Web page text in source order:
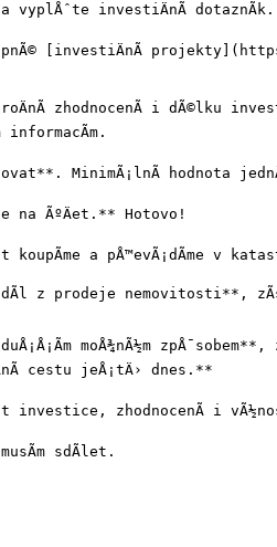
investiÄnÃ­ dotaznÃ­k.
[investiÄnÃ­
roÄnÃ­ zhodnocenÃ­ i
informacÃ­m.
MinimÃ¡lnÃ­ hodnota
na ÃºÄet.** Hotovo!
a pÅ™evÃ¡dÃ­me v
z prodeje nemovitosti**,
moÅ¾nÃ½m
cestu jeÅ¡tÄ› dnes.**
investice, zhodnocenÃ­ i
sdÃ­let.